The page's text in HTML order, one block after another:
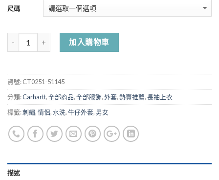
尺碼
加入購物車
貨號:CT0251-51145
分類:Carhartt,全部商品,全部服飾,外套,熱賣推薦,長袖上衣
標籤:刺繡,情侶, 水洗,牛仔外套, 男女
描述